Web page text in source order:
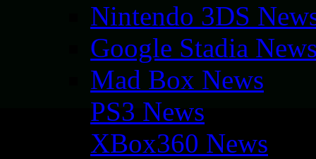
Nintendo 3DS
Google Stadia
Mad Box News
PS3 News
XBox360 News